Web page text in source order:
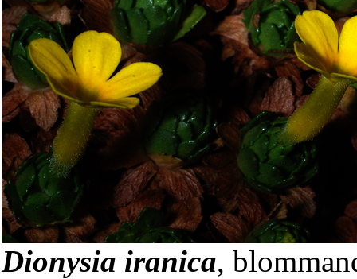
Dionysia iranica,